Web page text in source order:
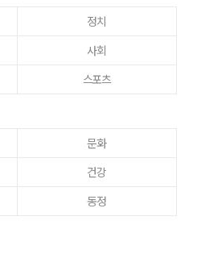
정치
사회
스포츠
문화
건강
동정